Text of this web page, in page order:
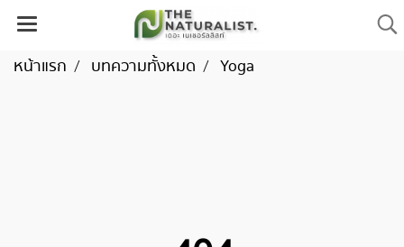
หน้าแรก บทความทั้งหมด Yoga